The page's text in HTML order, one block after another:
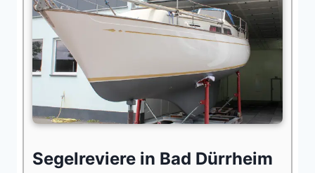
Segelreviere in Bad Dürrheim